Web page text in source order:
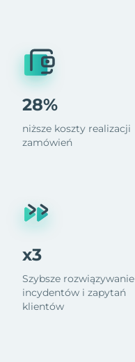
28%
niższe koszty realizacji
zamówień
x3
Szybsze rozwiązywanie
incydentów i zapytań
klientów